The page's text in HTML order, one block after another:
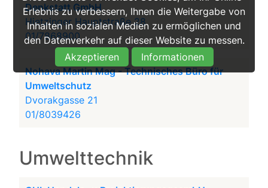
Erlebnis zu verbessern, Ihnen die Weitergabe von
Inhalten in sozialen Medien zu ermöglichen und
den Datenverkehr auf dieser Website zu messen.
Akzeptieren
Informationen
Denkstatt GmbH
Hietzinger Hauptstraße 28
01/7868900
Nohava Martin Mag - Technisches Büro für
Umweltschutz
Dvorakgasse 21
01/8039426
Umwelttechnik